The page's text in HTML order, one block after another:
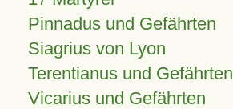
Pinnadus und Gefährten
Siagrius von Lyon
Terentianus und Gefährten
Vicarius und Gefährten